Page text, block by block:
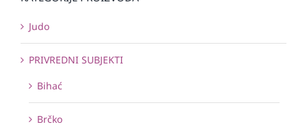
Judo
PRIVREDNI SUBJEKTI
Bihać
Brčko